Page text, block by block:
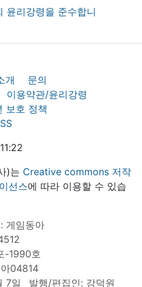
개
문의
이용약관/윤리강령
보호 정책
)는 Creative commons 저작
선스에 따라 이용할 수 있습
게임동아
-1990호
04814
7일
발행/편집인: 강덕원